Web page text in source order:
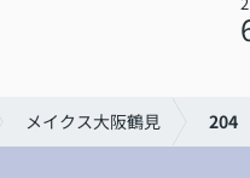
メイクス大阪鶴見 204